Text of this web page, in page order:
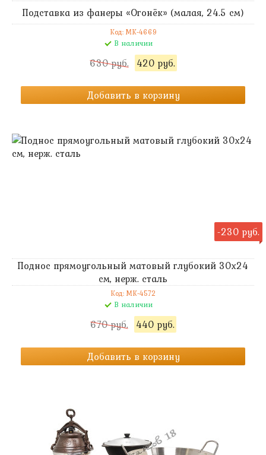
Подставка из фанеры «Огонёк» (малая, 24.5 см)
Код: MK-4669
В наличии
630 руб. 420 руб.
Добавить в корзину
-230 руб.
Поднос прямоугольный матовый глубокий 30х24
см, нерж. сталь
Код: MK-4572
В наличии
670 руб. 440 руб.
Добавить в корзину